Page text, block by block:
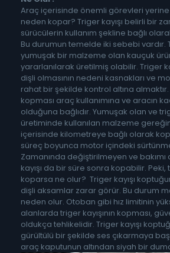
Araç içerisinde önemli görevleri yerine
neden kopar? Triger kayışı belirli bir
sürücülerin kullanım şekline bağlı
Bu durumun temelde iki sebebi vardır.
yumuşak bir malzeme olan kauçuk
yararlanılarak üretilmiş olabilir. Triger
dişli olmasının nedeni kasnakları ve
rahat bir şekilde kontrol altına almaktır.
kopması araç kullanımına ve aracın
olduğuna bağlıdır. Yumuşak olan ve
üretiminde kullanılan malzeme
içerisinde kilometreye bağlı olarak
süreç boyunca motor içindeki sürtünme
Zamanında değiştirilmeyen ve bakımı
kayışı da bir süre sonra kopabilir. Peki,
koparsa ne olur? Triger kayışı
dişli aksamlar zarar görür. Bu durum
neden olur. Otoban gibi hız limitinin
alanlarda triger kayışının kopması,
oldukça tehlikelidir. Triger kayışı
gürültülü bir şekilde ses çıkarmaya
araç kaputunun altından siyah bir